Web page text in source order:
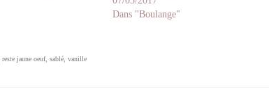
Dans "Boulange"
reste jaune oeuf, sablé, vanille